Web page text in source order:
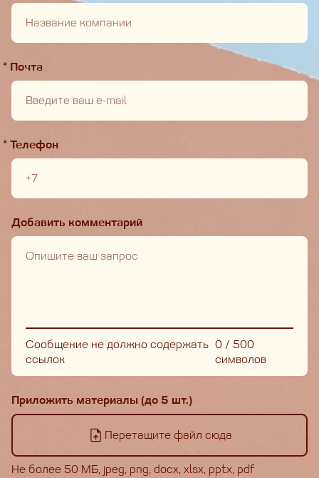
* Почта
* Телефон
Добавить комментарий
Сообщение не должно содержать
ссылок
0 / 500
символов
Приложить материалы (до 5 шт.)
Перетащите файл сюда
Не более 50 МБ, jpeg, png, docx, xlsx, pptx, pdf